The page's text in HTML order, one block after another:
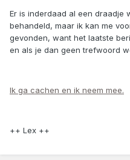
Er is inderdaad al een draadje
behandeld, maar ik kan me
gevonden, want het laatste
en als je dan geen trefwoord
Ik ga cachen en ik neem mee.
++ Lex ++